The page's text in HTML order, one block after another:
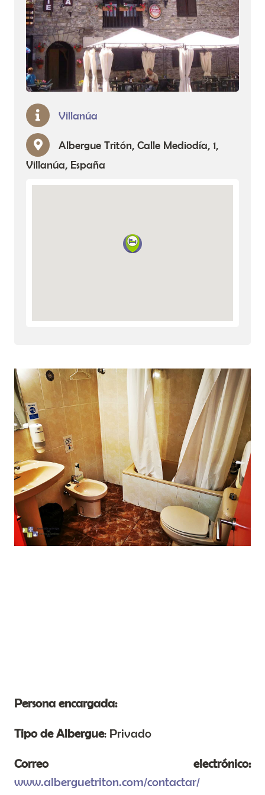
Villanúa
Albergue Tritón, Calle Mediodía, 1,
Villanúa, España
Persona encargada:
Tipo de Albergue: Privado
Correo electrónico:
www.alberguetriton.com/contactar/